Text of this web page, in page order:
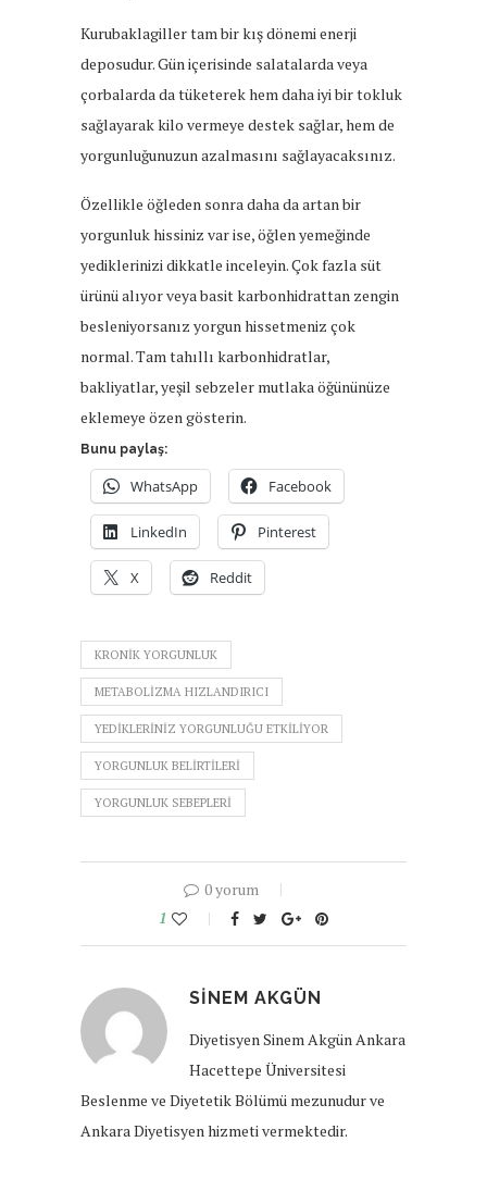
Kurubaklagiller tam bir kış dönemi enerji
deposudur. Gün içerisinde salatalarda veya
çorbalarda da tüketerek hem daha iyi bir tokluk
sağlayarak kilo vermeye destek sağlar, hem de
yorgunluğunuzun azalmasını sağlayacaksınız.
Özellikle öğleden sonra daha da artan bir
yorgunluk hissiniz var ise, öğlen yemeğinde
yediklerinizi dikkatle inceleyin. Çok fazla süt
ürünü alıyor veya basit karbonhidrattan zengin
besleniyorsanız yorgun hissetmeniz çok
normal. Tam tahıllı karbonhidratlar,
bakliyatlar, yeşil sebzeler mutlaka öğününüze
eklemeye özen gösterin.
Bunu paylaş:
WhatsApp Facebook
LinkedIn Pinterest
X Reddit
KRONIK YORGUNLUK
METABOLIZMA HIZLANDIRICI
YEDIKLERINIZ YORGUNLUĞU ETKILIYOR
YORGUNLUK BELIRTILERI
YORGUNLUK SEBEPLERI
0 yorum
1
SINEM AKGÜN
Diyetisyen Sinem Akgün Ankara
Hacettepe Üniversitesi
Beslenme ve Diyetetik Bölümü mezunudur ve
Ankara Diyetisyen hizmeti vermektedir.